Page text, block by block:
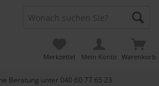
Beratung unter 040 60 77 65 23
Warenkorb
Merkzettel Mein Konto